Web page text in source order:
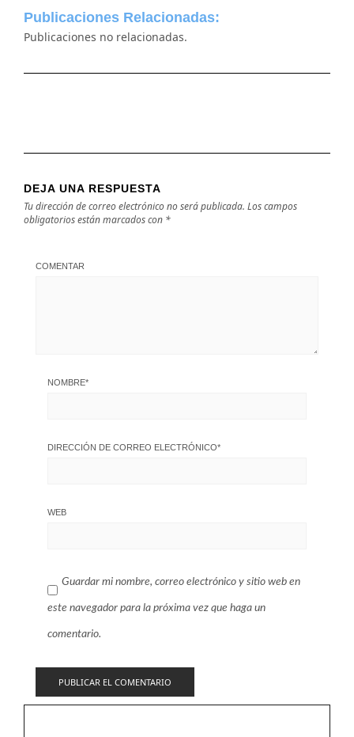
Publicaciones Relacionadas:
Publicaciones no relacionadas.
DEJA UNA RESPUESTA
Tu dirección de correo electrónico no será publicada. Los campos
obligatorios están marcados con *
COMENTAR
NOMBRE*
DIRECCIÓN DE CORREO ELECTRÓNICO*
WEB
Guardar mi nombre, correo electrónico y sitio web en
este navegador para la próxima vez que haga un
comentario.